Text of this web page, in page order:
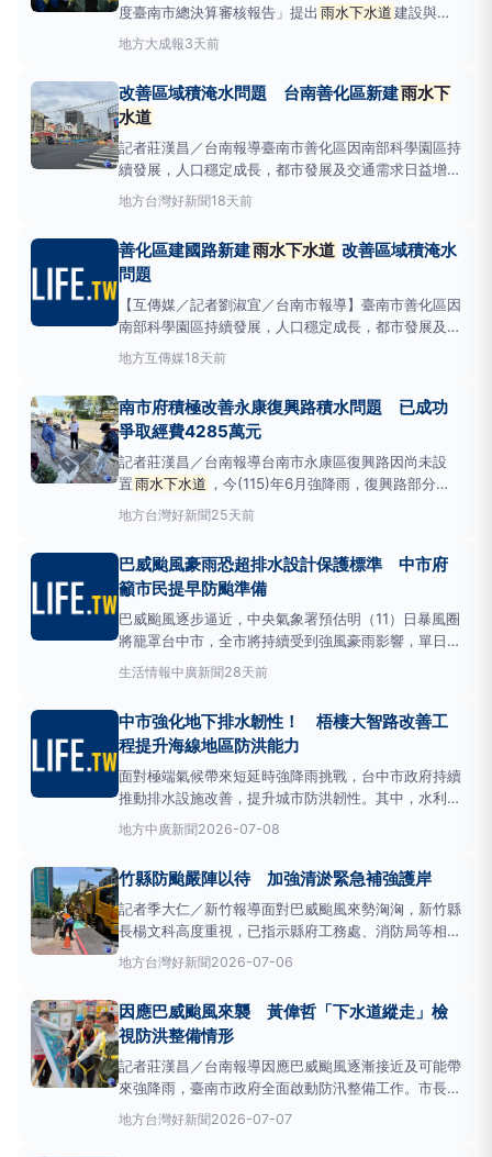
度臺南市總決算審核報告」提出 雨水下水道建設與維
護管理建議，臺南市政府水利局表示高度重視，並感謝
外界監督。市府強調，保障市民生命財產安全是施政首
下水道建設、老舊箱涵修繕及管線管理等問題，已擬定
改善計畫並
地方大成報3天前
改善區域積淹水問題 台南善化區新建雨水下
水道
記者莊漢昌／台南報導臺南市善化區因南部科學園區持
續發展，人口穩定成長，都市發展及交通需求日益增
加。為改善都市道路積淹水問題，市長黃偉哲向內政部
爭取900萬元經費辦理「臺南市善化區
善工程推動依據。水利局表示，善化區大成路與建國路
口及周邊地區
地方台灣好新聞18天前
善化區建國路新建雨水下水道 改善區域積淹水
問題
【互傳媒／記者劉淑宜／台南市報導】臺南市善化區因
南部科學園區持續發展，人口穩定成長，都市發展及交
通需求日益增加。為改善都市道路積淹水問題，臺南市
長黃偉哲前於109年向內政部爭取900萬元經費辦理
年完成整體規劃，作為後續改善工程推動依據。水利局
表示
地方互傳媒18天前
南市府積極改善永康復興路積水問題 已成功
爭取經費4285萬元
記者莊漢昌／台南報導台南市永康區復興路因尚未設
置雨水下水道 ，今(115)年6月強降雨，復興路部分路
段局部排水不及，加上地下佈滿民生重大管線，導致
雨水下水道 新建工程難度極高，水利局已採「分階
劃下水道替代路線，期盼徹底解決大灣交流道周邊的排
水瓶頸。經黃偉哲
地方台灣好新聞25天前
巴威颱風豪雨恐超排水設計保護標準 中市府
籲市民提早防颱準備
巴威颱風逐步逼近，中央氣象署預估明（11）日暴風圈
將籠罩台中市，全市將持續受到強風豪雨影響，單日雨
量恐超過300毫米，部分地區短延時強降雨強度恐超
雨水下水道
設計保護標準。台中市政府提醒市民，
態，呼籲市民務必提前完成各項防颱整備，隨時留意最
新氣象資訊及
生活情報中廣新聞28天前
中市強化地下排水韌性！ 梧棲大智路改善工
程提升海線地區防洪能力
面對極端氣候帶來短延時強降雨挑戰，台中市政府持續
推動排水設施改善，提升城市防洪韌性。其中，水利局
完成梧棲區大智路二段
埠路至臨港路口全長約1,185公尺箱涵，總經費約3億
水系統改善，不僅提升海線地區防洪能力，也降低道路
掏空及坑洞
地方中廣新聞2026-07-08
竹縣防颱嚴陣以待 加強清淤緊急補強護岸
記者季大仁／新竹報導面對巴威颱風來勢洶洶，新竹縣
長楊文科高度重視，已指示縣府工務處、消防局等相關
局處全面戒備。全縣已著手針對「道路橋梁」、「
水下水道 」、「水利設施」三大系統，以及「消防災
鄉鎮市公所落實地方聯合防汛，全力守護縣民生命財產
安全。交通與地下
地方台灣好新聞2026-07-06
因應巴威颱風來襲 黃偉哲「下水道縱走」檢
視防洪整備情形
記者莊漢昌／台南報導因應巴威颱風逐漸接近及可能帶
來強降雨，臺南市政府全面啟動防汛整備工作。市長黃
偉哲今(7)日上午前往中西區中成路，實地視察
水道
維護情形，並穿戴青蛙裝裝備，親自進入寬2.7公
地方台灣好新聞2026-07-07